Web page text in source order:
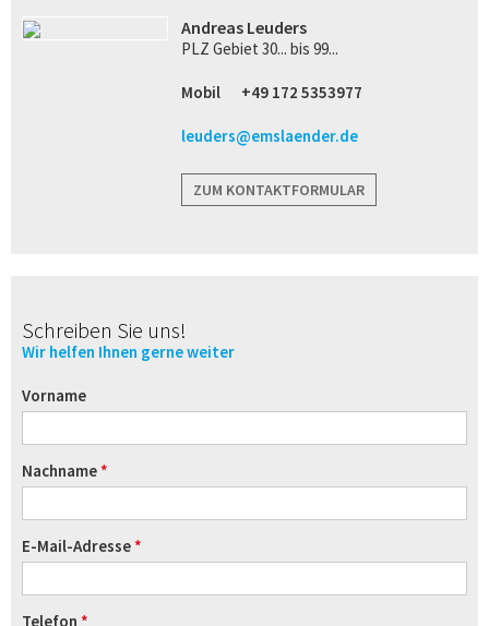
Andreas Leuders
PLZ Gebiet 30... bis 99...
Mobil +49 172 5353977
leuders@emslaender.de
ZUM KONTAKTFORMULAR
Schreiben Sie uns!
Wir helfen Ihnen gerne weiter
Vorname
Nachname
E-Mail-Adresse
Telefon